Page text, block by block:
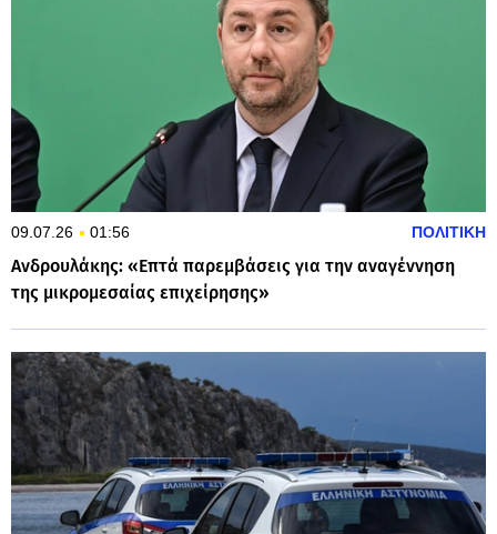
09.07.26 01:56 ΠΟΛΙΤΙΚΗ
Ανδρουλάκης: «Επτά παρεμβάσεις για την αναγέννηση
της μικρομεσαίας επιχείρησης»